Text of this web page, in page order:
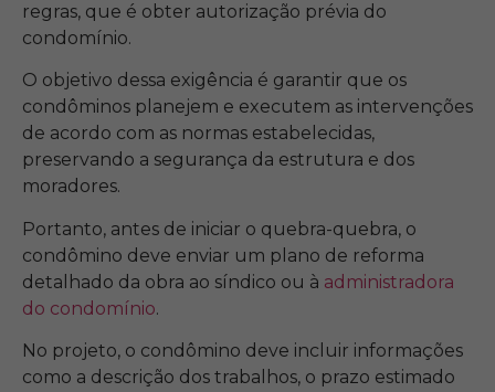
regras, que é obter autorização prévia do
condomínio.
O objetivo dessa exigência é garantir que os
condôminos planejem e executem as intervenções
de acordo com as normas estabelecidas,
preservando a segurança da estrutura e dos
moradores.
Portanto, antes de iniciar o quebra-quebra, o
condômino deve enviar um plano de reforma
detalhado da obra ao síndico ou à administradora
do condomínio.
No projeto, o condômino deve incluir informações
como a descrição dos trabalhos, o prazo estimado